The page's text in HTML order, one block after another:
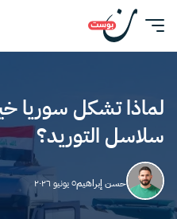
لماذا تشكل سوريا
سلاسل التوريد؟
حسن إبراهيم٥ يونيو ٢٠٢٦